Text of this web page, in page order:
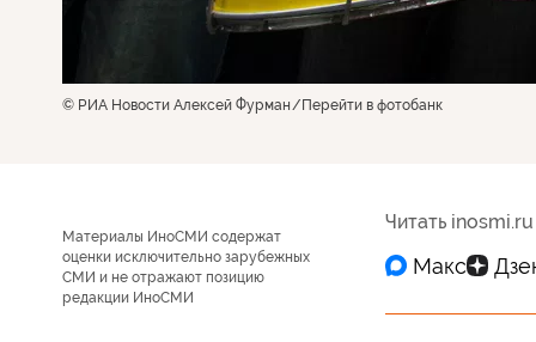
© РИА Новости Алексей Фурман Перейти в фотобанк
Материалы ИноСМИ содержат
оценки исключительно зарубежных
СМИ и не отражают позицию
редакции ИноСМИ
Читать inosmi.ru